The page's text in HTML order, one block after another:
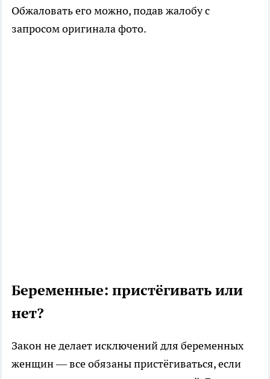
Обжаловать его можно, подав жалобу с
запросом оригинала фото.
Беременные: пристёгивать или
нет?
Закон не делает исключений для беременных
женщин — все обязаны пристёгиваться, если